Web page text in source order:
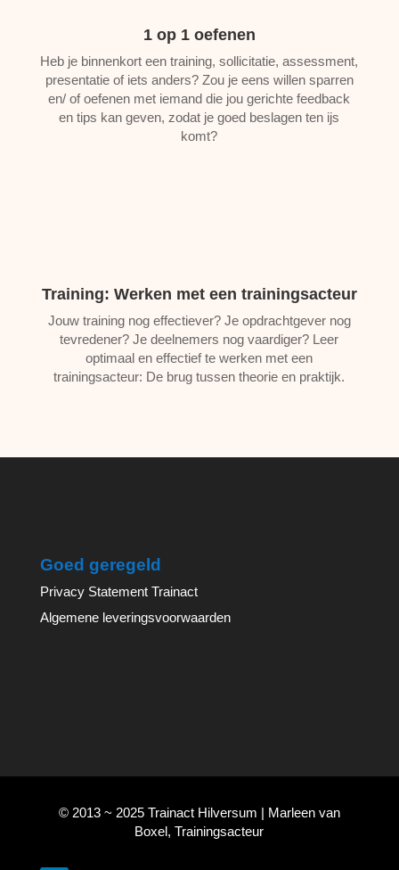
1 op 1 oefenen
Heb je binnenkort een training, sollicitatie, assessment,
presentatie of iets anders? Zou je eens willen sparren
en/ of oefenen met iemand die jou gerichte feedback
en tips kan geven, zodat je goed beslagen ten ijs
komt?
Training: Werken met een trainingsacteur
Jouw training nog effectiever? Je opdrachtgever nog
tevredener? Je deelnemers nog vaardiger? Leer
optimaal en effectief te werken met een
trainingsacteur: De brug tussen theorie en praktijk.
Goed geregeld
Privacy Statement Trainact
Algemene leveringsvoorwaarden
© 2013 ~ 2025 Trainact Hilversum | Marleen van
Boxel, Trainingsacteur